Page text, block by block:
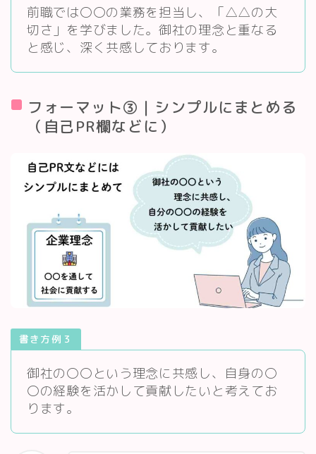
前職では〇〇の業務を担当し、「△△の大
切さ」を学びました。御社の理念と重なる
と感じ、深く共感しております。
フォーマット③｜シンプルにまとめる
（自己PR欄などに）
書き方例３
御社の〇〇という理念に共感し、自身の〇
〇の経験を活かして貢献したいと考えてお
ります。